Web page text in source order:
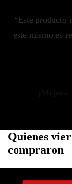
“Este producto
este mismo es
Quienes
compraron